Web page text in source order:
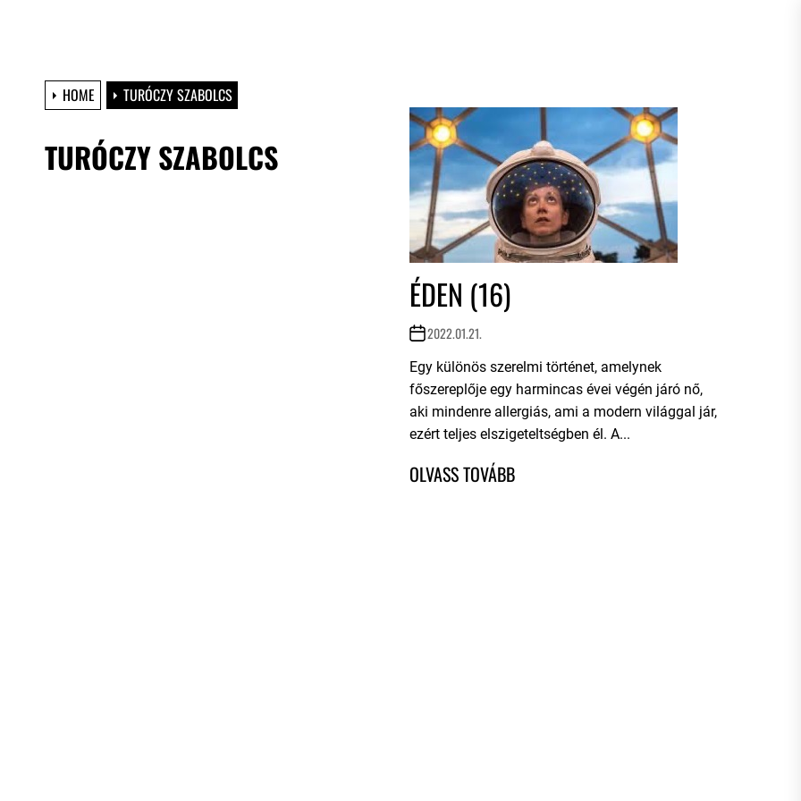
HOME TURÓCZY SZABOLCS
TURÓCZY SZABOLCS
ÉDEN (16)
2022.01.21.
Egy különös szerelmi történet, amelynek
főszereplője egy harmincas évei végén járó nő,
aki mindenre allergiás, ami a modern világgal jár,
ezért teljes elszigeteltségben él. A...